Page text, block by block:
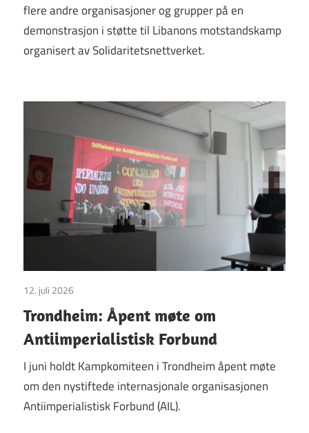
flere andre organisasjoner og grupper på en
demonstrasjon i støtte til Libanons motstandskamp
organisert av Solidaritetsnettverket.
12. juli 2026
Trondheim: Åpent møte om
Antiimperialistisk Forbund
I juni holdt Kampkomiteen i Trondheim åpent møte
om den nystiftede internasjonale organisasjonen
Antiimperialistisk Forbund (AIL).